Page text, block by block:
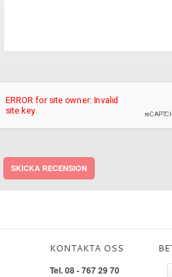
SKICKA RECENSION
KONTAKTA OSS
Tel. 08 - 767 29 70